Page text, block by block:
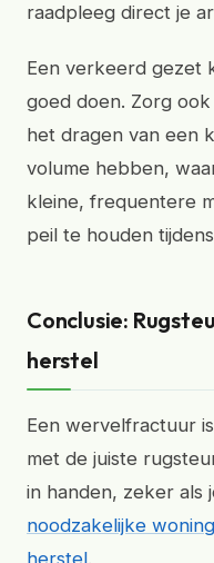
raadpleeg direct je
Een verkeerd gezet
goed doen. Zorg
het dragen van een
volume hebben,
kleine, frequentere
peil te houden
Conclusie:
herstel
Een wervelfractuur
met de juiste
in handen, zeker als
noodzakelijke
herstel